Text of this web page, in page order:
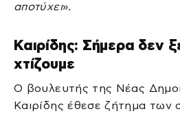
αποτύχει».
Καιρίδης: Σήμερα δεν
χτίζουμε
Ο βουλευτής της Νέας
Καιρίδης έθεσε ζήτημα των